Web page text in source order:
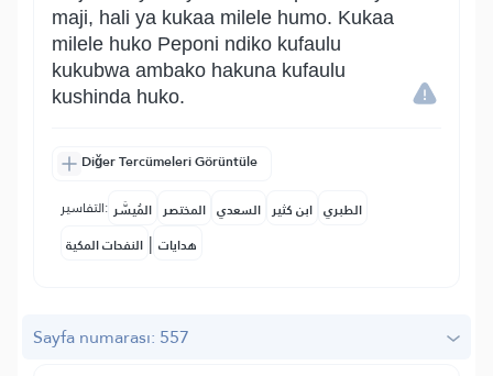
maji, hali ya kukaa milele humo. Kukaa
milele huko Peponi ndiko kufaulu
kukubwa ambako hakuna kufaulu
kushinda huko.
Diğer Tercümeleri Görüntüle
التفاسير: المُيسَّر المختصر السعدي ابن كثير الطبري
النفحات المكية | هدايات
Sayfa numarası: 557